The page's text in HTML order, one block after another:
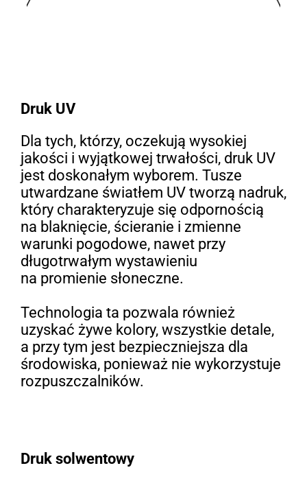
Druk solwentowy
Druk UV
Dla tych, którzy, oczekują wysokiej
jakości i wyjątkowej trwałości, druk UV
jest doskonałym wyborem. Tusze
utwardzane światłem UV tworzą nadruk,
który charakteryzuje się odpornością
na blaknięcie, ścieranie i zmienne
warunki pogodowe, nawet przy
długotrwałym wystawieniu
na promienie słoneczne.
Technologia ta pozwala również
uzyskać żywe kolory, wszystkie detale,
a przy tym jest bezpieczniejsza dla
środowiska, ponieważ nie wykorzystuje
rozpuszczalników.